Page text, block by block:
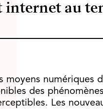
au
moyens numériques
des phénomènes
Les